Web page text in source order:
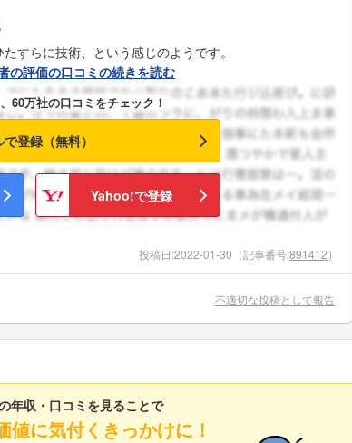
フォローしました
こちらの企業もフォローしませんか？
すらに技術、という感じのようです。
の評価の口コミの続きを読む
60万社の口コミをチェック！
で登録（無料）
Yahoo!で登録
投稿日:2022-01-30 （記事番号:891412）
不適切な投稿として報告
年収・口コミを見ることで
値に気付くきっかけに！